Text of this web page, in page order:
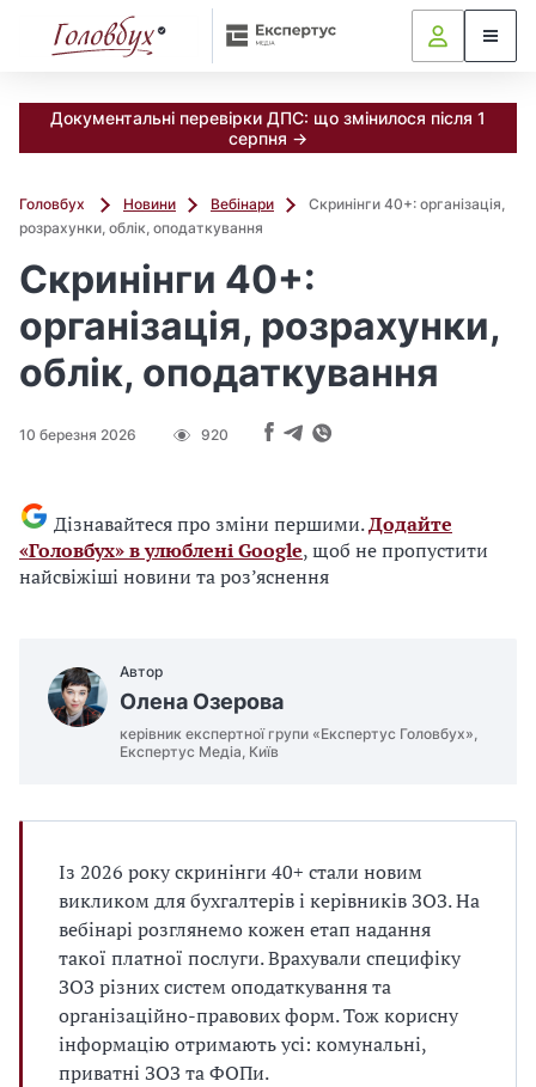
Документальні перевірки ДПС: що змінилося після 1
серпня →
Головбух Новини Вебінари
Скринінги 40+: організація,
розрахунки, облік, оподаткування
Скринінги 40+:
організація, розрахунки,
облік, оподаткування
10 березня 2026 920
Дізнавайтеся про зміни першими.Додайте
«Головбух» в улюблені Google, щоб не пропустити
найсвіжіші новини та роз’яснення
Автор
Олена Озерова
керівник експертної групи «Експертус Головбух»,
Експертус Медіа, Київ
Із 2026 року скринінги 40+ стали новим
викликом для бухгалтерів і керівників ЗОЗ. На
вебінарі розглянемо кожен етап надання
такої платної послуги. Врахували специфіку
ЗОЗ різних систем оподаткування та
організаційно-правових форм. Тож корисну
інформацію отримають усі: комунальні,
приватні ЗОЗ та ФОПи.